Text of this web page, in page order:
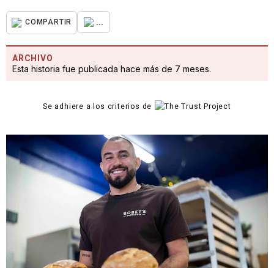
COMPARTIR ...
ARCHIVO
Esta historia fue publicada hace más de 7 meses.
Se adhiere a los criterios de